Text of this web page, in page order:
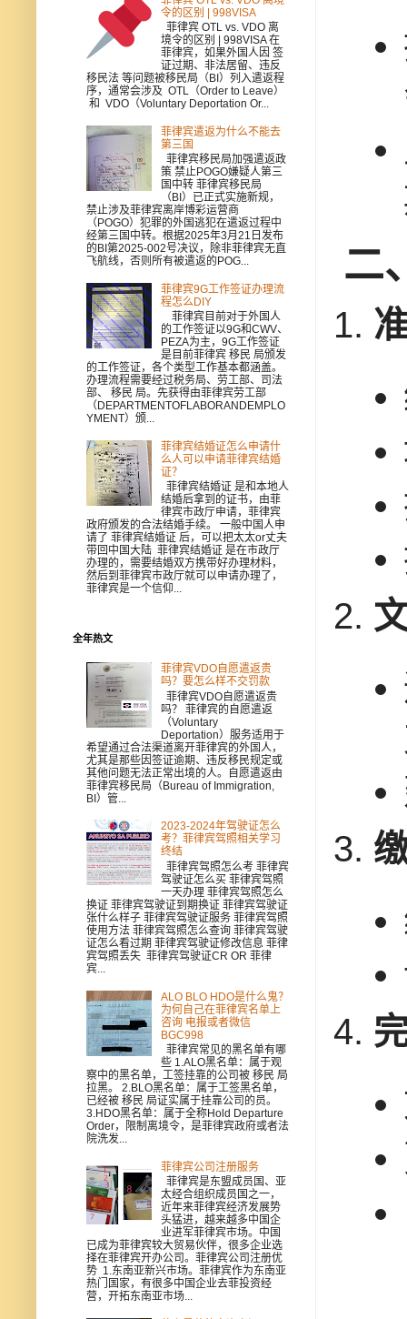
二
令的区别 | 998VISA
菲律宾 OTL vs. VDO 离
境令的区别 | 998VISA 在
菲律宾，如果外国人因 签
证过期、非法居留、违反
移民法 等问题被移民局（BI）列入遣返程
序，通常会涉及 OTL（Order to Leave）
和 VDO（Voluntary Deportation Or...
菲律宾遣返为什么不能去
第三国
菲律宾移民局加强遣返政
策 禁止POGO嫌疑人第三
国中转 菲律宾移民局
（BI）已正式实施新规，
禁止涉及菲律宾离岸博彩运营商
（POGO）犯罪的外国逃犯在遣返过程中
经第三国中转。根据2025年3月21日发布
的BI第2025-002号决议，除非菲律宾无直
飞航线，否则所有被遣返的POG...
菲律宾9G工作签证办理流
程怎么DIY
菲律宾目前对于外国人
的工作签证以9G和CWV、
PEZA为主，9G工作签证
是目前菲律宾 移民 局颁发
的工作签证，各个类型工作基本都涵盖。
办理流程需要经过税务局、劳工部、司法
部、 移民 局。先获得由菲律宾劳工部
（DEPARTMENTOFLABORANDEMPLO
YMENT）颁...
菲律宾结婚证怎么申请什
么人可以申请菲律宾结婚
证？
菲律宾结婚证 是和本地人
结婚后拿到的证书，由菲
律宾市政厅申请，菲律宾
政府颁发的合法结婚手续。 一般中国人申
请了 菲律宾结婚证 后，可以把太太or丈夫
带回中国大陆 菲律宾结婚证 是在市政厅
办理的，需要结婚双方携带好办理材料，
然后到菲律宾市政厅就可以申请办理了，
菲律宾是一个信仰...
全年热文
菲律宾VDO自愿遣返贵
吗？要怎么样不交罚款
菲律宾VDO自愿遣返贵
吗？ 菲律宾的自愿遣返
（Voluntary
Deportation）服务适用于
希望通过合法渠道离开菲律宾的外国人，
尤其是那些因签证逾期、违反移民规定或
其他问题无法正常出境的人。自愿遣返由
菲律宾移民局（Bureau of Immigration,
BI）管...
2023-2024年驾驶证怎么
考？菲律宾驾照相关学习
终结
菲律宾驾照怎么考 菲律宾
驾驶证怎么买 菲律宾驾照
一天办理 菲律宾驾照怎么
换证 菲律宾驾驶证到期换证 菲律宾驾驶证
张什么样子 菲律宾驾驶证服务 菲律宾驾照
使用方法 菲律宾驾照怎么查询 菲律宾驾驶
证怎么看过期 菲律宾驾驶证修改信息 菲律
宾驾照丢失 菲律宾驾驶证CR OR 菲律
宾...
ALO BLO HDO是什么鬼？
为何自己在菲律宾名单上
咨询 电报或者微信
BGC998
菲律宾常见的黑名单有哪
些 1.ALO黑名单：属于观
察中的黑名单，工签挂靠的公司被 移民 局
拉黑。 2.BLO黑名单：属于工签黑名单，
已经被 移民 局证实属于挂靠公司的员。
3.HDO黑名单：属于全称Hold Departure
Order，限制离境令，是菲律宾政府或者法
院洗发...
菲律宾公司注册服务
菲律宾是东盟成员国、亚
太经合组织成员国之一，
近年来菲律宾经济发展势
头猛进，越来越多中国企
业进军菲律宾市场。中国
已成为菲律宾较大贸易伙伴，很多企业选
择在菲律宾开办公司。菲律宾公司注册优
势 1.东南亚新兴市场。菲律宾作为东南亚
热门国家，有很多中国企业去菲投资经
营，开拓东南亚市场...